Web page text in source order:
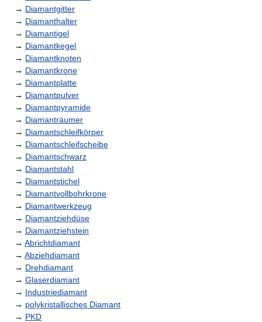
→ Diamantgitter
→ Diamanthalter
→ Diamantigel
→ Diamantkegel
→ Diamantknoten
→ Diamantkrone
→ Diamantplatte
→ Diamantpulver
→ Diamantpyramide
→ Diamanträumer
→ Diamantschleifkörper
→ Diamantschleifscheibe
→ Diamantschwarz
→ Diamantstahl
→ Diamantstichel
→ Diamantvollbohrkrone
→ Diamantwerkzeug
→ Diamantziehdüse
→ Diamantziehstein
→ Abrichtdiamant
→ Abziehdiamant
→ Drehdiamant
→ Glaserdiamant
→ Industriediamant
→ polykristallisches Diamant
→ PKD